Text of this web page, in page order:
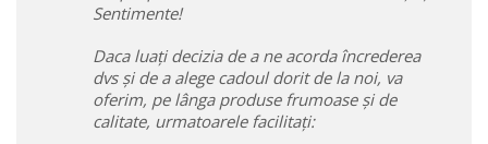
Sentimente!
Daca luați decizia de a ne acorda încrederea
dvs și de a alege cadoul dorit de la noi, va
oferim, pe lânga produse frumoase și de
calitate, urmatoarele facilitați: